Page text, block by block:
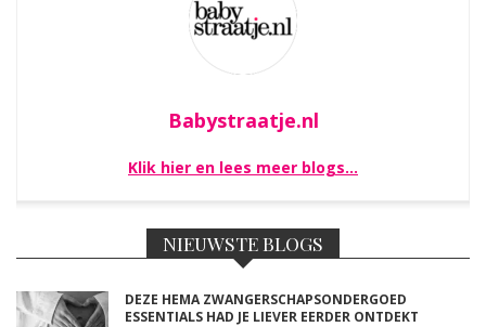
Babystraatje.nl
Klik hier en lees meer blogs…
NIEUWSTE BLOGS
DEZE HEMA ZWANGERSCHAPSONDERGOED
ESSENTIALS HAD JE LIEVER EERDER ONTDEKT